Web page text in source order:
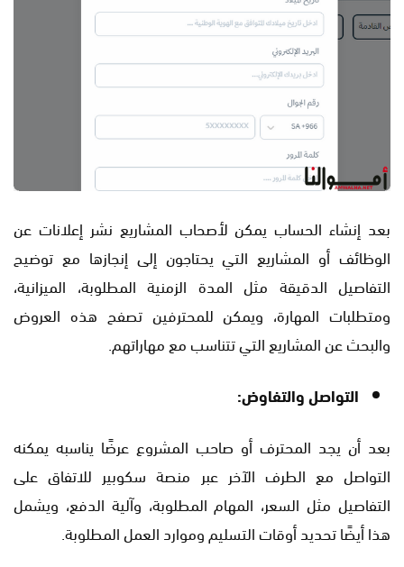
بعد إنشاء الحساب يمكن لأصحاب المشاريع نشر إعلانات عن
الوظائف أو المشاريع التي يحتاجون إلى إنجازها مع توضيح
التفاصيل الدقيقة مثل المدة الزمنية المطلوبة، الميزانية،
ومتطلبات المهارة، ويمكن للمحترفين تصفح هذه العروض
والبحث عن المشاريع التي تتناسب مع مهاراتهم.
التواصل والتفاوض:
بعد أن يجد المحترف أو صاحب المشروع عرضًا يناسبه يمكنه
التواصل مع الطرف الآخر عبر منصة سكوبير للاتفاق على
التفاصيل مثل السعر، المهام المطلوبة، وآلية الدفع، ويشمل
هذا أيضًا تحديد أوقات التسليم وموارد العمل المطلوبة.